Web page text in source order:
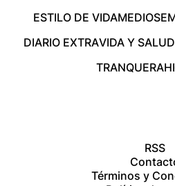
ESTILO DE VIDAMEDIOS
DIARIO EXTRAVIDA Y
TRANQUERA
RSS
Términos y